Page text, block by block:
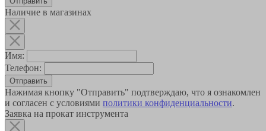
Наличие в магазинах
Имя:
Телефон:
Отправить
Нажимая кнопку "Отправить" подтверждаю, что я ознакомлен
и согласен с условиями политики конфиденциальности.
Заявка на прокат инструмента